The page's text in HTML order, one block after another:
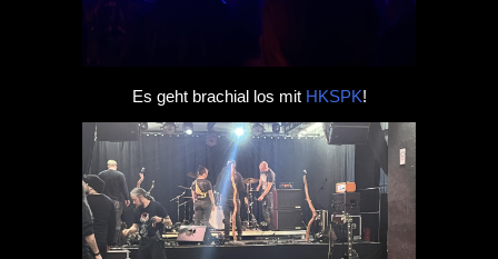
Es geht brachial los mit HKSPK!